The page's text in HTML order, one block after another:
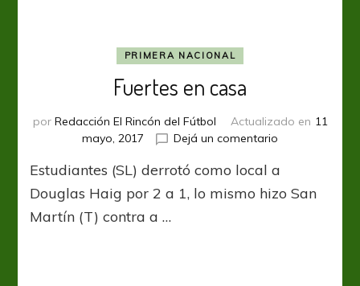
PRIMERA NACIONAL
Fuertes en casa
por Redacción El Rincón del Fútbol Actualizado en 11
mayo, 2017
Dejá un comentario
en
casa
Estudiantes (SL) derrotó como local a
Douglas Haig por 2 a 1, lo mismo hizo San
Martín (T) contra a …